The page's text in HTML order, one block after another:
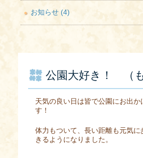
お知らせ (4)
公園大好き！ （
天気の良い日は皆で公園にお出か
す！
体力もついて、長い距離も元気に
きるようになりました。